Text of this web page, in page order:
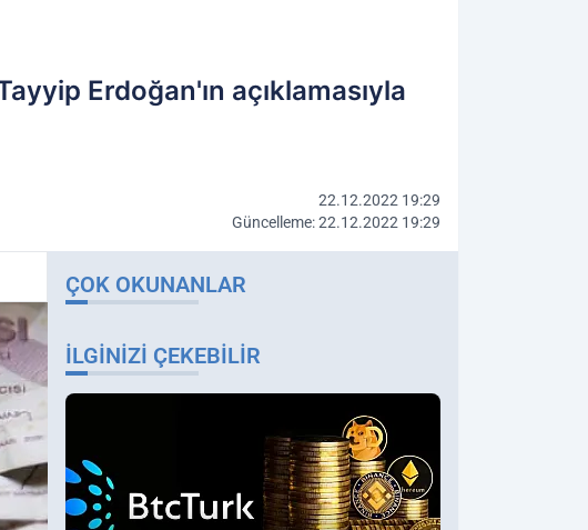
Erdoğan'ın açıklamasıyla
22.12.2022 19:29
Güncelleme: 22.12.2022 19:29
ÇOK OKUNANLAR
İLGINIZI ÇEKEBILIR